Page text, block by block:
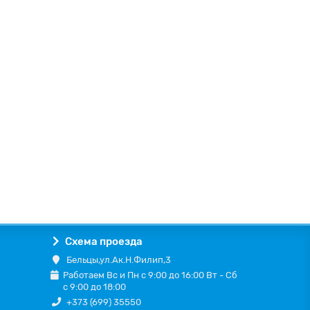
Схема проезда
Бельцы,ул.Ак.Н.Филип,3
Работаем Вс и Пн с 9:00 до 16:00 Вт - Сб
с 9:00 до 18:00
+373 (699) 35550